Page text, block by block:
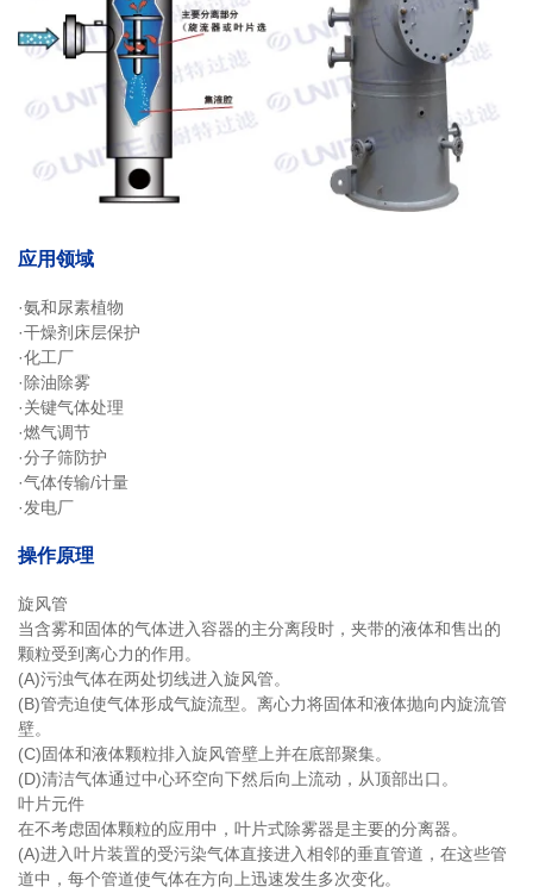
应用领域
·氨和尿素植物
·干燥剂床层保护
·化工厂
·除油除雾
·关键气体处理
·燃气调节
·分子筛防护
·气体传输/计量
·发电厂
操作原理
旋风管
当含雾和固体的气体进入容器的主分离段时，夹带的液体和售出的
颗粒受到离心力的作用。
(A)污浊气体在两处切线进入旋风管。
(B)管壳迫使气体形成气旋流型。离心力将固体和液体抛向内旋流管
壁。
(C)固体和液体颗粒排入旋风管壁上并在底部聚集。
(D)清洁气体通过中心环空向下然后向上流动，从顶部出口。
叶片元件
在不考虑固体颗粒的应用中，叶片式除雾器是主要的分离器。
(A)进入叶片装置的受污染气体直接进入相邻的垂直管道，在这些管
道中，每个管道使气体在方向上迅速发生多次变化。